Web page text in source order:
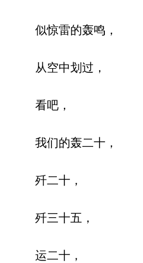
似惊雷的轰鸣，
从空中划过，
看吧，
我们的轰二十，
歼二十，
歼三十五，
运二十，